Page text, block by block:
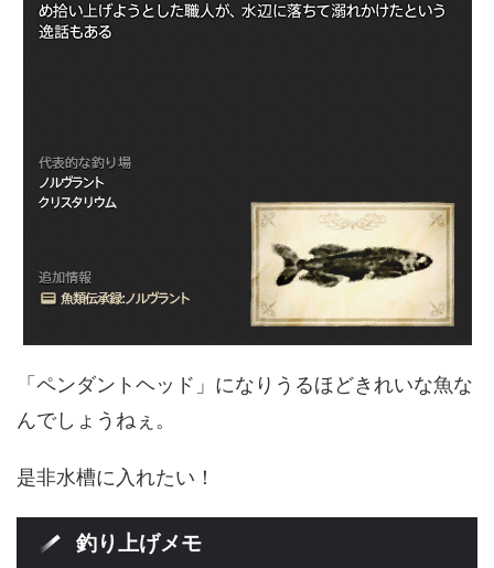
「ペンダントヘッド」になりうるほどきれいな魚な
んでしょうねぇ。
是非水槽に入れたい！
釣り上げメモ